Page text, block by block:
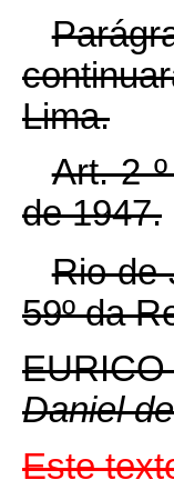
Lima.
Art. 2
de 1947.
Rio de
59º da
Daniel
Este